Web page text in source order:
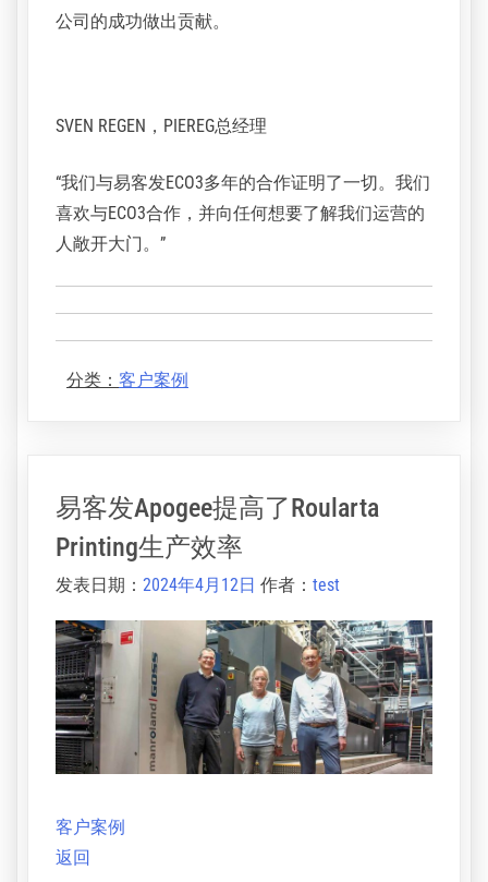
Sebastian preissler，PIEREG运营经理
列的最大优势是，能够确保高可靠性，快速生产
经过20年的经营，PIEREG的团队非常清楚他们的
选择，并且完全了解与易客发ECO3的合作如何为
SVEN REGEN，PIEREG总经理
人敞开大门。”
分类： 客户案例
易客发Apogee提高了Roularta
发表日期：